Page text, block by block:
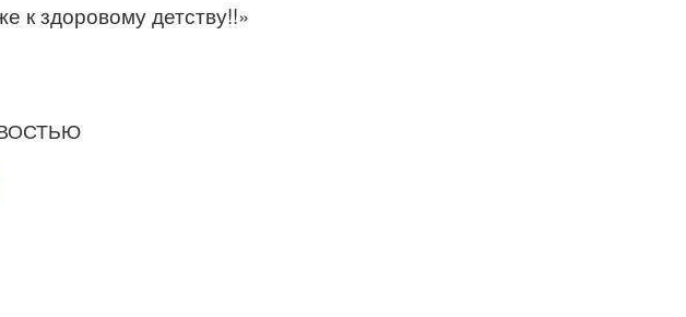
к здоровому детству!!»